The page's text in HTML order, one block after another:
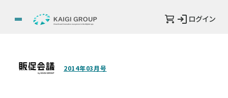
ログイン
2014年03月号